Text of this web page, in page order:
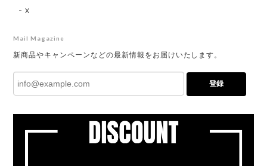
X
Mail Magazine
新商品やキャンペーンなどの最新情報をお届けいたします。
登録